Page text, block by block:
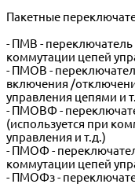
Пакетные
- ПМВ - переключатель
коммутации цепей
- ПМОВ -
включения /
управления цепями и
- ПМОВФ -
(используется при
управления и т.д.)
- ПМОФ -
коммутации цепей
- ПМОФз -